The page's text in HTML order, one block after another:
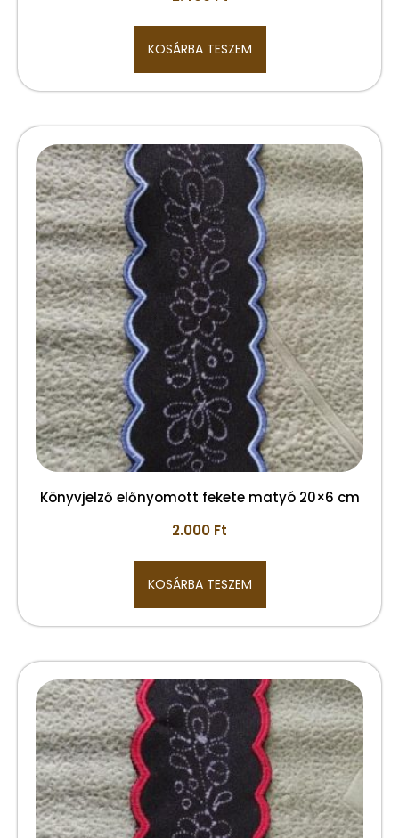
KOSÁRBA TESZEM
Könyvjelző előnyomott fekete matyó 20×6 cm
2.000 Ft
KOSÁRBA TESZEM